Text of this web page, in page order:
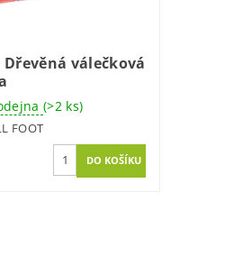
válečková
(>2 ks)
FOOT